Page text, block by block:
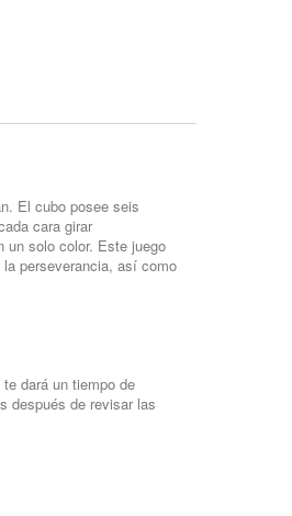
El cubo posee seis
cara girar
un solo color. Este juego
perseverancia, así como
dará un tiempo de
después de revisar las